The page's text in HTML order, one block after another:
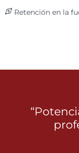
Retención en la